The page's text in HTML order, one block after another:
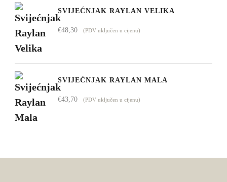
SVIJEĆNJAK RAYLAN VELIKA
€48,30 (PDV uključen u cijenu)
SVIJEĆNJAK RAYLAN MALA
€43,70 (PDV uključen u cijenu)